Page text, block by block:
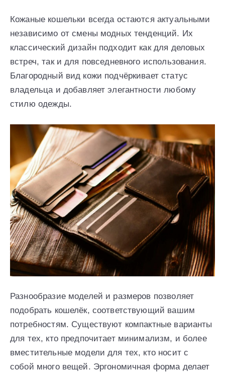
Кожаные кошельки всегда остаются актуальными
независимо от смены модных тенденций. Их
классический дизайн подходит как для деловых
встреч, так и для повседневного использования.
Благородный вид кожи подчёркивает статус
владельца и добавляет элегантности любому
стилю одежды.
Разнообразие моделей и размеров позволяет
подобрать кошелёк, соответствующий вашим
потребностям. Существуют компактные варианты
для тех, кто предпочитает минимализм, и более
вместительные модели для тех, кто носит с
собой много вещей. Эргономичная форма делает